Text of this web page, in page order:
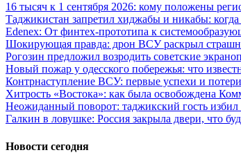
16 тысяч к 1 сентября 2026: кому положены
Таджикистан запретил хиджабы и никабы:
Edenex: От финтех-прототипа к
Шокирующая правда: дрон ВСУ раскрыл
Рогозин предложил возродить советские
Новый пожар у одесского побережья: что
Контрнаступление ВСУ: первые успехи и
Хитрость «Востока»: как была освобождена
Неожиданный поворот: таджикский гость избил
Галкин в ловушке: Россия закрыла двери, что
Новости сегодня